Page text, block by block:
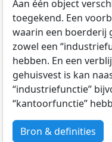
Aan één object
toegekend. Een
waarin een boerderij
zowel een
hebben. En een
gehuisvest is kan
“industriefunctie”
“kantoorfunctie”
Bron & definities